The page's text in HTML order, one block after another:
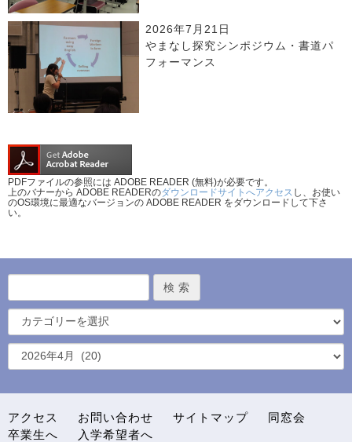
2026年7月21日
やまなし探究シンポジウム・書道パ
フォーマンス
PDFファイルの参照には ADOBE READER (無料)が必要です。
上のバナーから ADOBE READERのダウンロードサイトへアクセス し、お使い
のOS環境に最適なバージョンの ADOBE READER をダウンロードして下さ
い。
アクセス お問い合わせ サイトマップ
同窓会
卒業生へ
入学希望者へ